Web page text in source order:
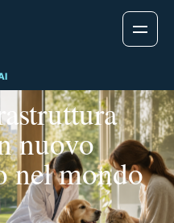
nuovo
nel mondo